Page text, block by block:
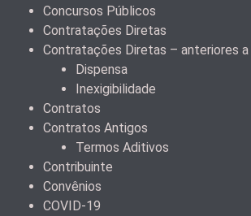
Concursos Públicos
Contratações Diretas
Contratações Diretas – anteriores
Dispensa
Inexigibilidade
Contratos
Contratos Antigos
Termos Aditivos
Contribuinte
Convênios
COVID-19